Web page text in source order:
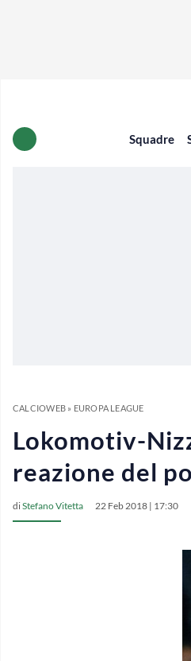
Squadre
CALCIOWEB» EUROPA LEAGUE
Lokomotiv-
reazione del
diStefano Vitetta 22 Feb 2018 | 17:30